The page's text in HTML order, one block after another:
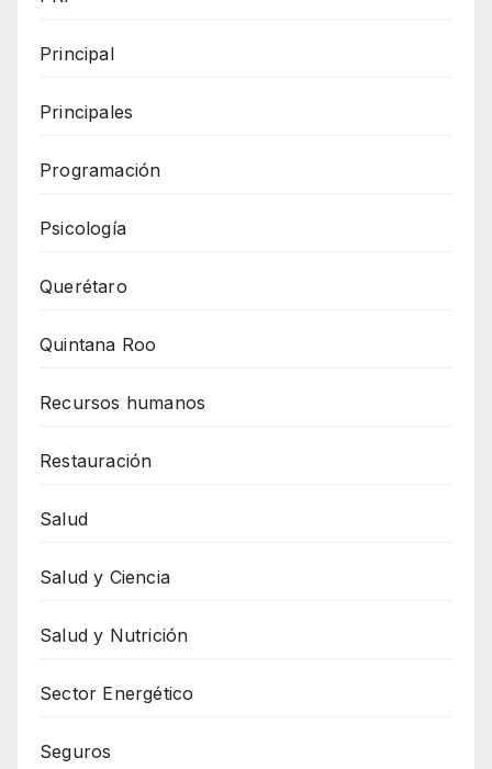
Principal
Principales
Programación
Psicología
Querétaro
Quintana Roo
Recursos humanos
Restauración
Salud
Salud y Ciencia
Salud y Nutrición
Sector Energético
Seguros